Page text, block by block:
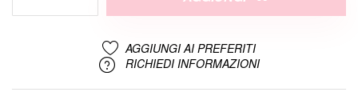
AGGIUNGI AI PREFERITI
RICHIEDI INFORMAZIONI